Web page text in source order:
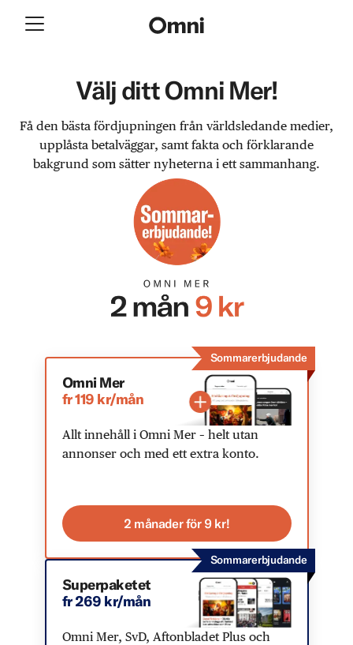
Välj ditt Omni Mer!
Få den bästa fördjupningen från världsledande medier,
upplåsta betalväggar, samt fakta och förklarande
bakgrund som sätter nyheterna i ett sammanhang.
Sommarerbjudande
Omni Mer
fr 119 kr/mån
Allt innehåll i Omni Mer – helt utan
annonser och med ett extra konto.
2 månader för 9 kr!
Sommarerbjudande
Superpaketet
fr 269 kr/mån
Omni Mer, SvD, Aftonbladet Plus och